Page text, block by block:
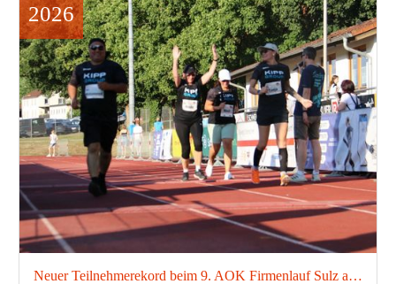
Neuer Teilnehmerekord beim 9. AOK Firmenlauf Sulz am Neckar
2026